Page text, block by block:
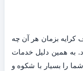
بزمان هر آن چه
به همین دلیل خدمات
را بسیار با شکوه و